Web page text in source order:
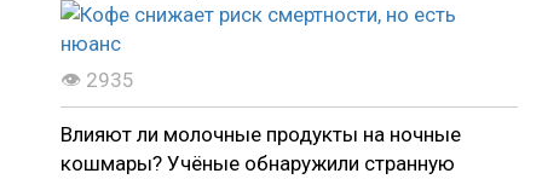
👁 2935
Влияют ли молочные продукты на ночные
кошмары? Учёные обнаружили странную